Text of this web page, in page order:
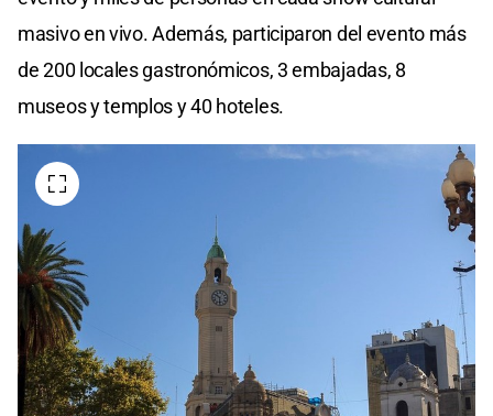
masivo en vivo. Además, participaron del evento más
de 200 locales gastronómicos, 3 embajadas, 8
museos y templos y 40 hoteles.